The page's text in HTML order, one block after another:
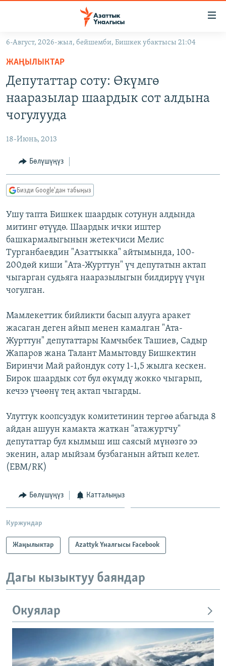
Навигацияга
өтүңүз
Издөөгө
салыңызКЫРГЫЗСТАН
МАДАНИЯТ
ДҮЙНӨ
УКРАИНА
ТВ ПРОГРАММАЛАР
БҮГҮН АЗАТТЫКТА
ДАНИСТЕ
АЗАТТЫК+
ПОДКАСТ
ОНЛАЙН ШЕРИНЕ
6-Август, 2026-жыл, бейшемби, Бишкек убактысы 21:04
ЖАҢЫЛЫКТАР
Депутаттар соту: Өкүмгө
нааразылар шаардык сот алдына
чогулууда
18-Июнь, 2013
Бөлүшүңүз
Бизди Google'дан табыңыз
Ушу тапта Бишкек шаардык сотунун алдында
митинг өтүүдө. Шаардык ички иштер
башкармалыгынын жетекчиси Мелис
Турганбаевдин "Азаттыкка" айтымында, 100-
200дөй киши "Ата-Журттун" үч депутатын актап
чыгарган судьяга нааразылыгын билдирүү үчүн
чогулган.
Мамлекеттик бийликти басып алууга аракет
жасаган деген айып менен камалган "Ата-
Журттун" депутаттары Камчыбек Ташиев, Садыр
Жапаров жана Талант Мамытовду Бишкектин
Биринчи Май райондук соту 1-1,5 жылга кескен.
Бирок шаардык сот бул өкүмдү жокко чыгарып,
кечээ үчөөнү тең актап чыгарды.
Улуттук коопсуздук комитетинин тергөө абагыда 8
айдан ашуун камакта жаткан "атажуртчу"
депутаттар бул кылмыш иш саясый мүнөзгө ээ
экенин, алар мыйзам бузбаганын айтып келет.
(EBM/RK)
Бөлүшүңүз Катталыңыз
Куржундар
Жаңылыктар Azattyk Үналгысы Facebook
Дагы кызыктуу баяндар
Окуялар